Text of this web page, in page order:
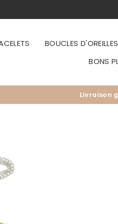
BOUCLES D'OREILLES
BONS
Livraison